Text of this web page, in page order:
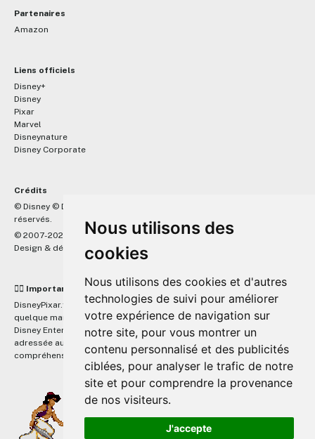
Nous utilisons des
cookies
Nous utilisons des cookies et d'autres
technologies de suivi pour améliorer
votre expérience de navigation sur
notre site, pour vous montrer un
contenu personnalisé et des publicités
ciblées, pour analyser le trafic de notre
site et pour comprendre la provenance
de nos visiteurs.
J'accepte
Partenaires
Amazon
Liens officiels
Disney+
Disney
Pixar
Marvel
Disneynature
Disney Corporate
Crédits
© Disney © Disney/Pixar © &
réservés.
© 2007-2026 DisneyPixar.fr
Design & développement :MonsieurPaul
☝🏼 Important
DisneyPixar.fr est un site indépendant et n'est en aucun cas lié de
quelque manière que ce soit avec The Walt Disney Company, Pixar,
Disney Enterprises, Inc ou leurs dérivés ou associés. Toute demande
adressée aux studios Disney ou Pixar sera ignorée. Merci de votre
compréhension.